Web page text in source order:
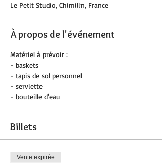
Le Petit Studio, Chimilin, France
À propos de l'événement
Matériel à prévoir :
- baskets
- tapis de sol personnel
- serviette
- bouteille d'eau
Billets
Vente expirée